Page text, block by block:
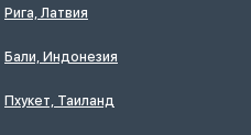
Рига, Латвия
Бали, Индонезия
Пхукет, Таиланд